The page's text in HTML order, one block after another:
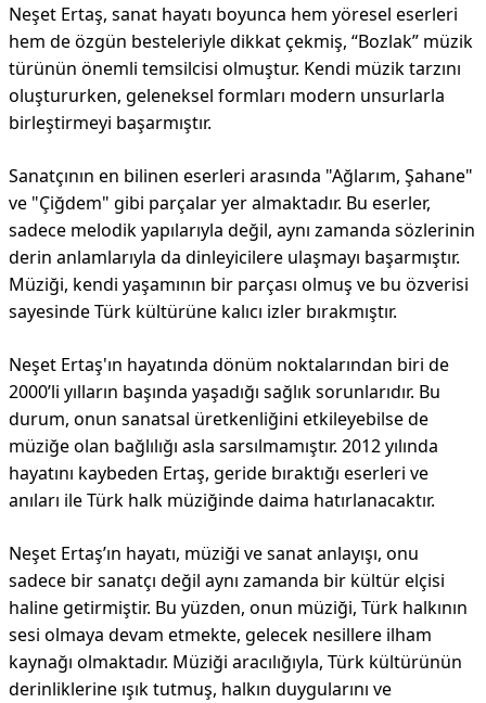
Neşet Ertaş, sanat hayatı boyunca hem yöresel eserleri
hem de özgün besteleriyle dikkat çekmiş, “Bozlak” müzik
türünün önemli temsilcisi olmuştur. Kendi müzik tarzını
oluştururken, geleneksel formları modern unsurlarla
birleştirmeyi başarmıştır.
Sanatçının en bilinen eserleri arasında "Ağlarım, Şahane"
ve "Çiğdem" gibi parçalar yer almaktadır. Bu eserler,
sadece melodik yapılarıyla değil, aynı zamanda sözlerinin
derin anlamlarıyla da dinleyicilere ulaşmayı başarmıştır.
Müziği, kendi yaşamının bir parçası olmuş ve bu özverisi
sayesinde Türk kültürüne kalıcı izler bırakmıştır.
Neşet Ertaş'ın hayatında dönüm noktalarından biri de
2000’li yılların başında yaşadığı sağlık sorunlarıdır. Bu
durum, onun sanatsal üretkenliğini etkileyebilse de
müziğe olan bağlılığı asla sarsılmamıştır. 2012 yılında
hayatını kaybeden Ertaş, geride bıraktığı eserleri ve
anıları ile Türk halk müziğinde daima hatırlanacaktır.
Neşet Ertaş’ın hayatı, müziği ve sanat anlayışı, onu
sadece bir sanatçı değil aynı zamanda bir kültür elçisi
haline getirmiştir. Bu yüzden, onun müziği, Türk halkının
sesi olmaya devam etmekte, gelecek nesillere ilham
kaynağı olmaktadır. Müziği aracılığıyla, Türk kültürünün
derinliklerine ışık tutmuş, halkın duygularını ve